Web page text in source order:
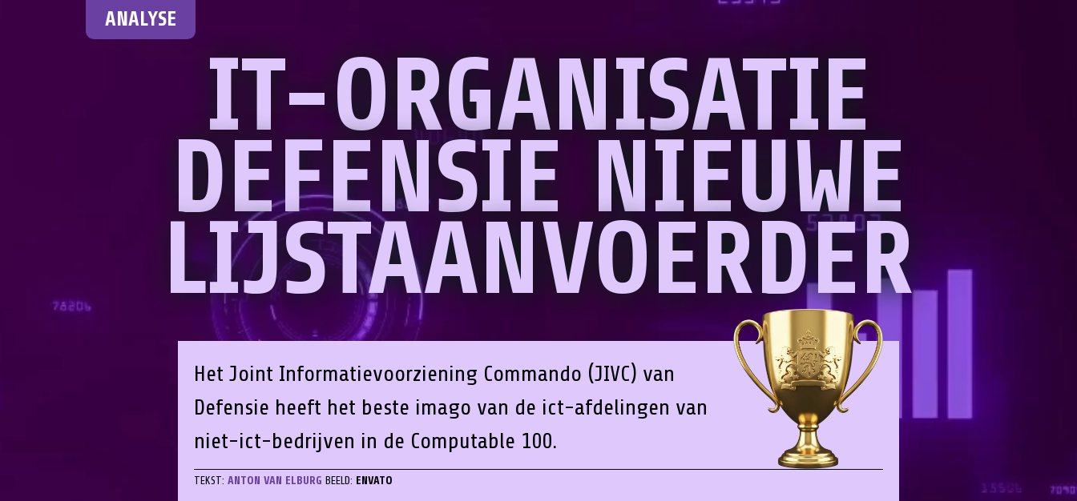
ANALYSE
IT-ORGANISATIE
DEFENSIE NIEUWE
LIJSTAANVOERDER
Het Joint Informatievoorziening Commando (JIVC) van
Defensie heeft het beste imago van de ict-afdelingen van
niet-ict-bedrijven in de Computable 100.
TEKST: ANTON VAN ELBURG BEELD: ENVATO